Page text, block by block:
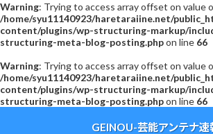
Warning: Trying to access array offset on value
/home/syu11140923/haretaraiine.net/
content/plugins/wp-structuring-markup/
structuring-meta-blog-posting.phpon line 66
Warning: Trying to access array offset on value
/home/syu11140923/haretaraiine.net/
content/plugins/wp-structuring-markup/
structuring-meta-blog-posting.phpon line 66
GEINOU-芸能アンテナ速